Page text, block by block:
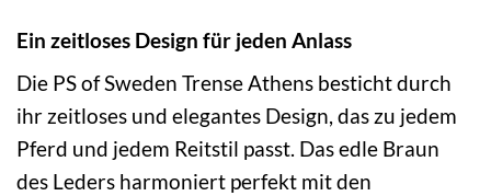
Ein zeitloses Design für jeden Anlass
Die PS of Sweden Trense Athens besticht durch
ihr zeitloses und elegantes Design, das zu jedem
Pferd und jedem Reitstil passt. Das edle Braun
des Leders harmoniert perfekt mit den